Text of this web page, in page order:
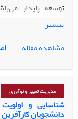
توسعه پایدار
کاربردی و از حیث
آماری این پژوهش
حوزه تعلیم و تربیت
هدفمند انجام
پژوهش، مدیران
استفاده از
اساتید حوزه
بیشتر
مشاهده مقاله
مدیریت تغییر و نوآوری
شناسایی و
دانشجویان